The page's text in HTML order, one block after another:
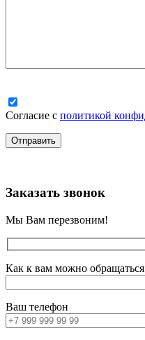
Согласие с политикой
Заказать звонок
Мы Вам перезвоним!
Как к вам можно обращаться
Ваш телефон